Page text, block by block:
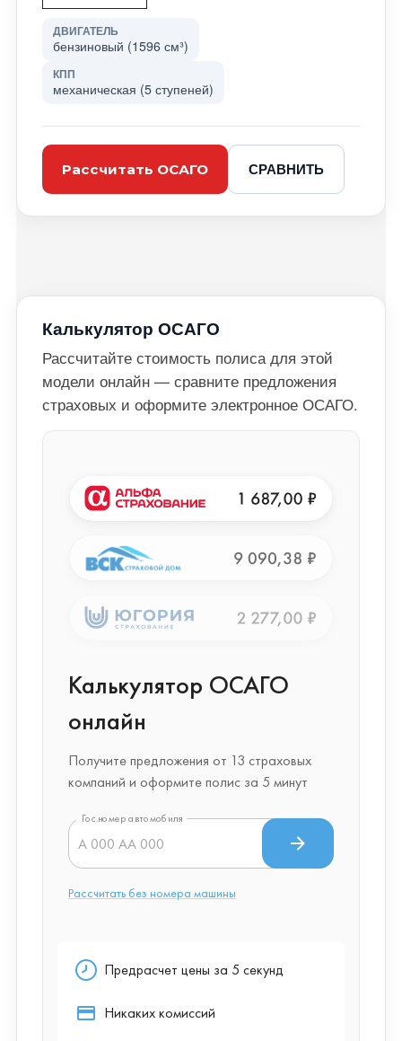
ДВИГАТЕЛЬ
бензиновый (1596 см³)
КПП
механическая (5 ступеней)
Рассчитать ОСАГО СРАВНИТЬ
Калькулятор ОСАГО
Рассчитайте стоимость полиса для этой
модели онлайн — сравните предложения
страховых и оформите электронное ОСАГО.